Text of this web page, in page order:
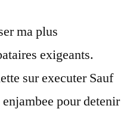
ma plus
exigeants.
sur executer Sauf
pour detenir